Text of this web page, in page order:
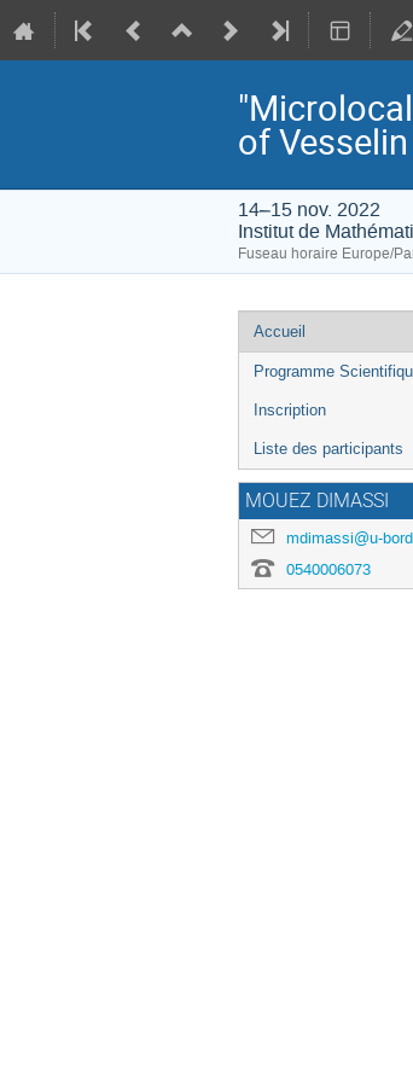
of
14–15 nov. 2022
Institut de
Fuseau horaire Europe/
Menu
de
l'événement
Accueil
Programme
Inscription
Liste des participants
MOUEZ DIMASSI
mdimassi@u-
0540006073